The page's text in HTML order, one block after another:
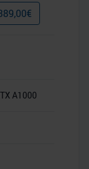
€
A1000